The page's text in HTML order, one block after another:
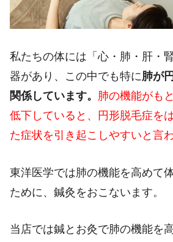
私たちの体には「心・肺・肝・
器があり、この中でも特に肺が
関係しています。 肺の機能がも
低下していると、円形脱毛症を
た症状を引き起こしやすいと言
東洋医学では肺の機能を高めて
ために、鍼灸をおこないます。
当店では鍼とお灸で肺の機能を